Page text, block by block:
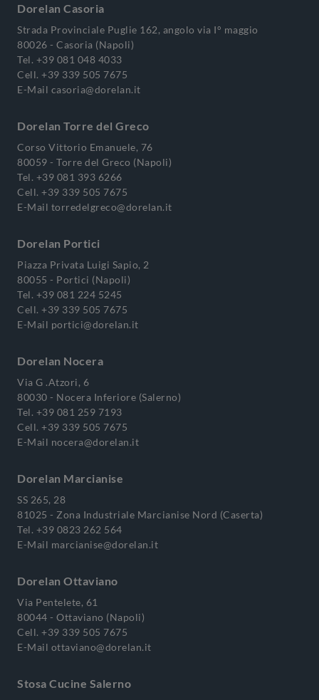
Dorelan Casoria
Strada Provinciale Puglie 162, angolo via I° maggio
80026 - Casoria (Napoli)
Tel. +39 081 048 4033
Cell. +39 339 505 7675
E-Mail casoria@dorelan.it
Dorelan Torre del Greco
Corso Vittorio Emanuele, 76
80059 - Torre del Greco (Napoli)
Tel. +39 081 393 6266
Cell. +39 339 505 7675
E-Mail torredelgreco@dorelan.it
Dorelan Portici
Piazza Privata Luigi Sapio, 2
80055 - Portici (Napoli)
Tel. +39 081 224 5245
Cell. +39 339 505 7675
E-Mail portici@dorelan.it
Dorelan Nocera
Via G .Atzori, 6
80030 - Nocera Inferiore (Salerno)
Tel. +39 081 259 7193
Cell. +39 339 505 7675
E-Mail nocera@dorelan.it
Dorelan Marcianise
SS 265, 28
81025 - Zona Industriale Marcianise Nord (Caserta)
Tel. +39 0823 262 564
E-Mail marcianise@dorelan.it
Dorelan Ottaviano
Via Pentelete, 61
80044 - Ottaviano (Napoli)
Cell. +39 339 505 7675
E-Mail ottaviano@dorelan.it
Stosa Cucine Salerno